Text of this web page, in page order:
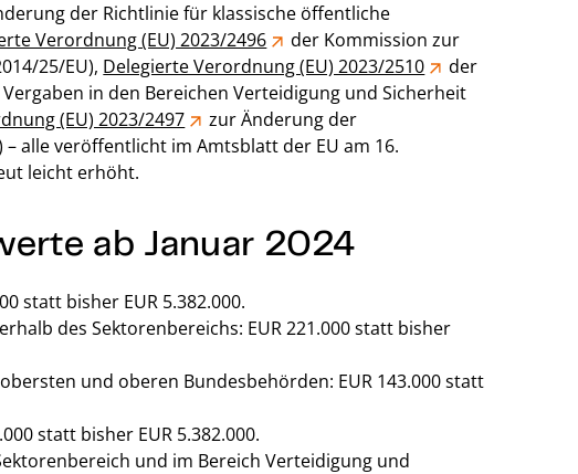
der Richtlinie für klassische öffentliche
Verordnung (EU) 2023/2496
der Kommission zur
25/EU), Delegierte Verordnung (EU) 2023/2510
der
in den Bereichen Verteidigung und Sicherheit
(EU) 2023/2497
zur Änderung der
alle veröffentlicht im Amtsblatt der EU am 16.
leicht erhöht.
ab Januar 2024
statt bisher EUR 5.382.000.
des Sektorenbereichs: EUR 221.000 statt bisher
und oberen Bundesbehörden: EUR 143.000 statt
statt bisher EUR 5.382.000.
und im Bereich Verteidigung und